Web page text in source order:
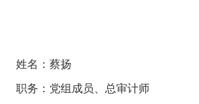
姓名：蔡扬
职务：党组成员、总审计师